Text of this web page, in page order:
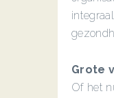
Grote
Of het